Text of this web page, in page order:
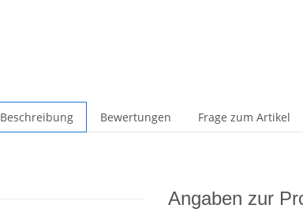
Beschreibung Bewertungen Frage zum Artikel
Angaben zur